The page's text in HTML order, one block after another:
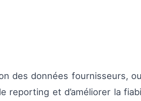
des données fournisseurs,
reporting et d’améliorer la